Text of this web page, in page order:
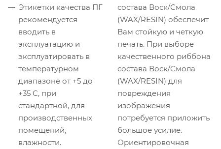
Этикетки качества ПГ
рекомендуется
вводить в
эксплуатацию и
эксплуатировать в
температурном
диапазоне от +5 до
+35 C, при
стандартной, для
производственных
помещений,
влажности.
состава Воск/Смола
(WAX/RESIN) обеспечит
Вам стойкую и четкую
печать. При выборе
качественного риббона
состава Воск/Смола
(WAX/RESIN) для
повреждения
изображения
потребуется приложить
большое усилие.
Ориентировочная